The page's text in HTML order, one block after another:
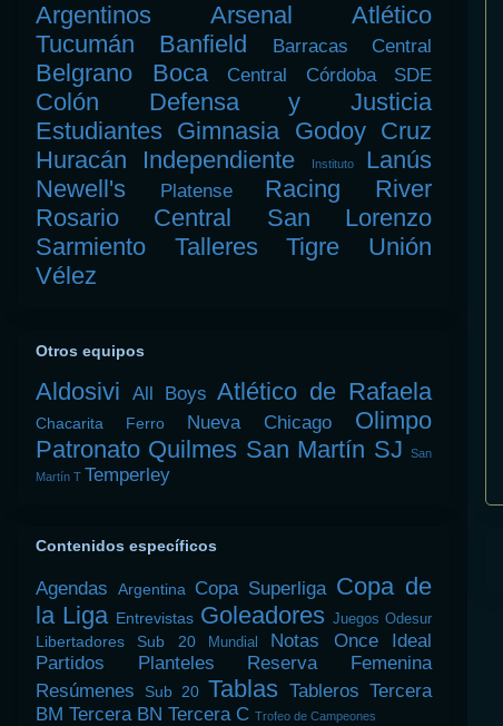
Argentinos Arsenal
Atlético
Tucumán
Banfield Barracas Central
Belgrano Boca Central Córdoba SDE
Colón
Defensa y Justicia
Estudiantes Gimnasia Godoy Cruz
Huracán
Independiente Instituto
Lanús
Newell's
Platense Racing
River
Rosario Central
San Lorenzo
Sarmiento
Talleres Tigre
Unión
Vélez
Otros equipos
Aldosivi All Boys Atlético de Rafaela
Chacarita Ferro Nueva Chicago
Olimpo
Patronato Quilmes San Martín SJ
San
Martín T Temperley
Contenidos específicos
Agendas Argentina Copa Superliga Copa de
la Liga Entrevistas Goleadores Juegos Odesur
Libertadores Sub 20 Mundial Notas
Once Ideal
Partidos
Planteles
Reserva Femenina
Resúmenes
Sub 20 Tablas Tableros Tercera
BM Tercera BN Tercera C Trofeo de Campeones